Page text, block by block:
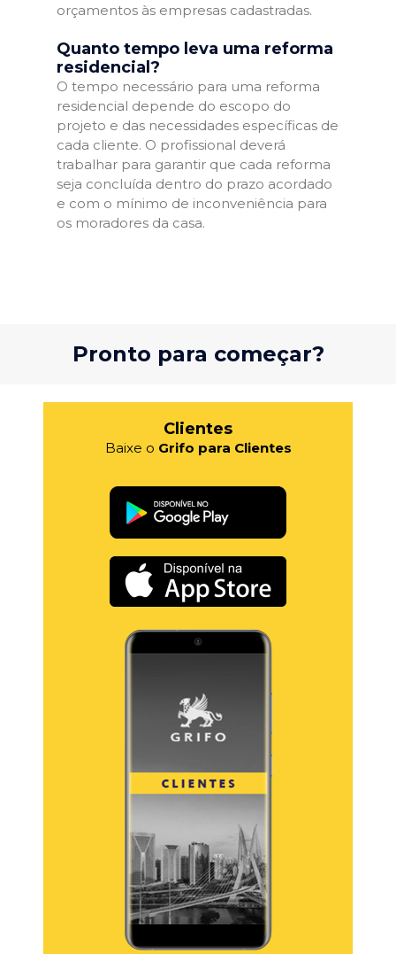
orçamentos às empresas cadastradas.
Quanto tempo leva uma reforma
residencial?
O tempo necessário para uma reforma
residencial depende do escopo do
projeto e das necessidades específicas de
cada cliente. O profissional deverá
trabalhar para garantir que cada reforma
seja concluída dentro do prazo acordado
e com o mínimo de inconveniência para
os moradores da casa.
Pronto para começar?
Clientes
Baixe o Grifo para Clientes